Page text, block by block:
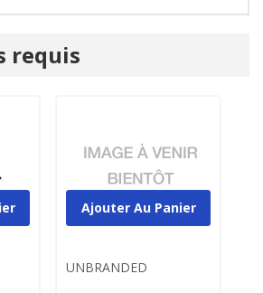
requis
UNBRANDED
Ajouter Au Panier